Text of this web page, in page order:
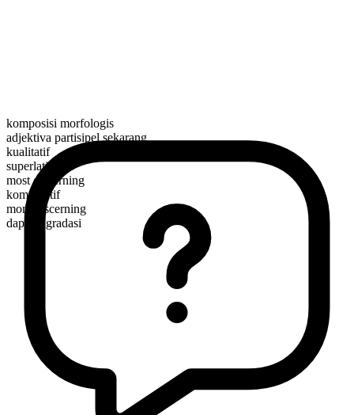
komposisi morfologis
adjektiva partisipel sekarang
kualitatif
superlatif
most discerning
komparatif
more discerning
dapat digradasi